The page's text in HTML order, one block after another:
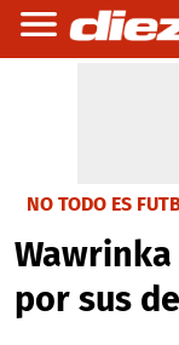
NO TODO ES
por sus